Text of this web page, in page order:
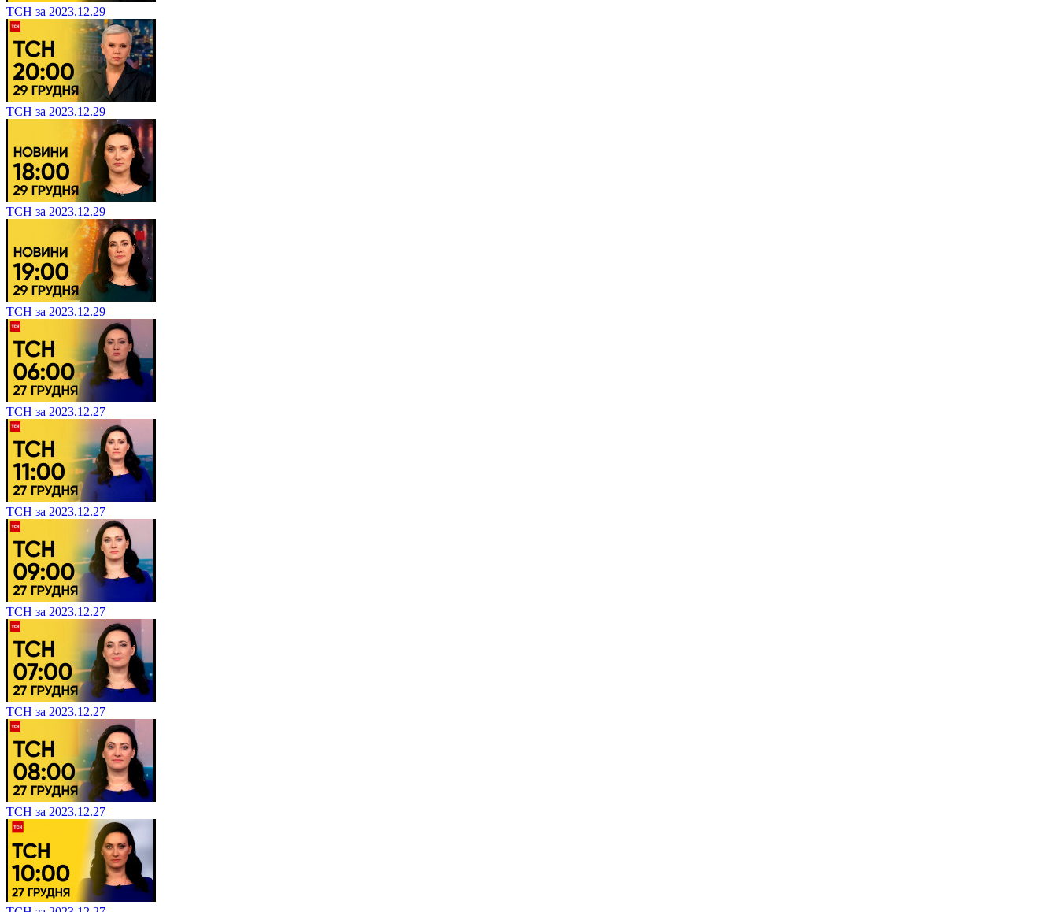
ТСН за 2023.12.29
ТСН за 2023.12.29
ТСН за 2023.12.29
ТСН за 2023.12.29
ТСН за 2023.12.27
ТСН за 2023.12.27
ТСН за 2023.12.27
ТСН за 2023.12.27
ТСН за 2023.12.27